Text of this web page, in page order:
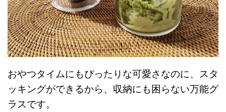
おやつタイムにもぴったりな可愛さなのに、スタ
ッキングができるから、収納にも困らない万能グ
ラスです。